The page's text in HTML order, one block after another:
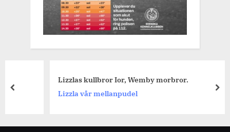
Lizzlas kullbror Ior, Wemby morbror.
Lizzla vår mellanpudel
prev